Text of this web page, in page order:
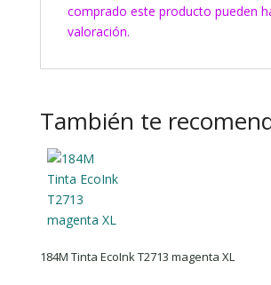
comprado este producto pueden
valoración.
También te
184M Tinta EcoInk T2713 magenta XL